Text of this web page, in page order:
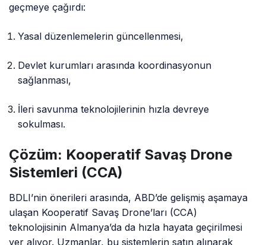
geçmeye çağırdı:
Yasal düzenlemelerin güncellenmesi,
Devlet kurumları arasında koordinasyonun
sağlanması,
İleri savunma teknolojilerinin hızla devreye
sokulması.
Çözüm: Kooperatif Savaş Drone
Sistemleri (CCA)
BDLI’nin önerileri arasında, ABD’de gelişmiş aşamaya
ulaşan Kooperatif Savaş Drone’ları (CCA)
teknolojisinin Almanya’da da hızla hayata geçirilmesi
yer alıyor. Uzmanlar, bu sistemlerin satın alınarak